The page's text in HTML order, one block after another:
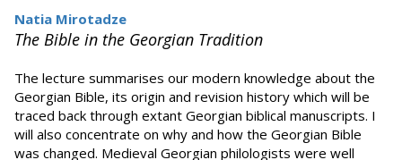
Natia Mirotadze
The Bible in the Georgian Tradition
The lecture summarises our modern knowledge about the
Georgian Bible, its origin and revision history which will be
traced back through extant Georgian biblical manuscripts. I
will also concentrate on why and how the Georgian Bible
was changed. Medieval Georgian philologists were well